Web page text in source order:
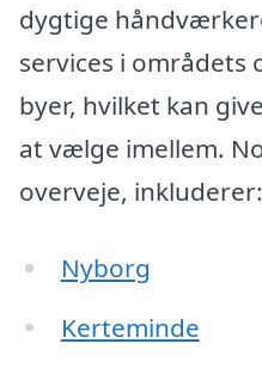
dygtige
services i områdets
byer, hvilket kan
at vælge imellem.
overveje, inkluderer:
Nyborg
Kerteminde